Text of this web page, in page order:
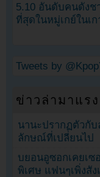
5.10 อันดับคนดังช
ที่สุดในหมู่เกย์ในเ
Tweets by
ข่าวล่ามาแรง
นานะปรากฏตัวกั
ลักษณ์ที่เปลี่ยนไป
บยอนอูซอกเคยเซ
พิเศษ แฟนๆเพิ่งสั